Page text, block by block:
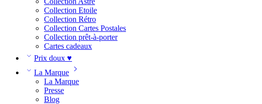
Collection Etoile
Collection Rétro
Collection Cartes Postales
Collection prêt-à-porter
Cartes cadeaux
Prix doux ♥
La Marque
La Marque
Presse
Blog